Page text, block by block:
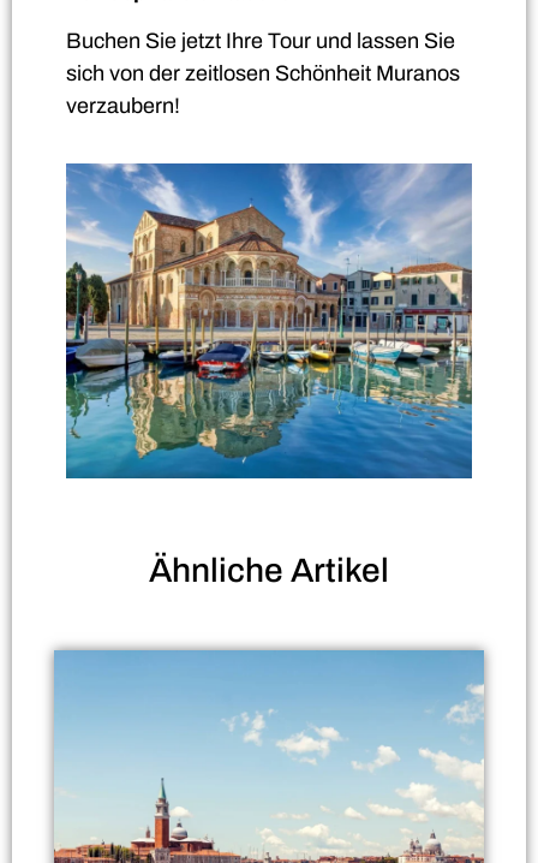
Buchen Sie jetzt Ihre Tour und lassen Sie
sich von der zeitlosen Schönheit Muranos
verzaubern!
Ähnliche Artikel